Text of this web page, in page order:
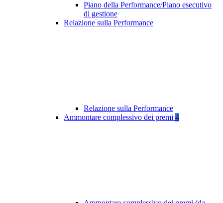
Piano della Performance/Piano esecutivo
di gestione
Relazione sulla Performance
Relazione sulla Performance
Ammontare complessivo dei premi 4